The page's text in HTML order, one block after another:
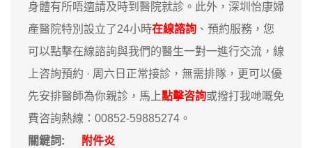
身體有所唔適請及時到醫院就診。此外，深圳怡康婦
產醫院特別設立了24小時在線諮詢 、預約服務，您
可以點擊在線諮詢與我們的醫生一對一進行交流，線
上咨詢預約 · ‎周六日正常接診，無需排隊，更可以優
先安排醫師為你親診，馬上點擊咨詢或撥打我哋嘅免
費咨詢熱線：00852-59885274。
關鍵詞:
附件炎